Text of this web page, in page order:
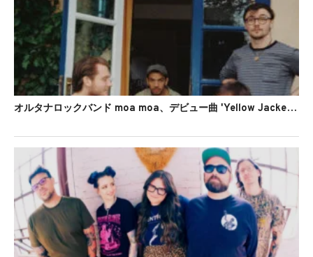
オルタナロックバンド moa moa、デビュー曲 'Yellow Jacket'のリリックビデオを公開